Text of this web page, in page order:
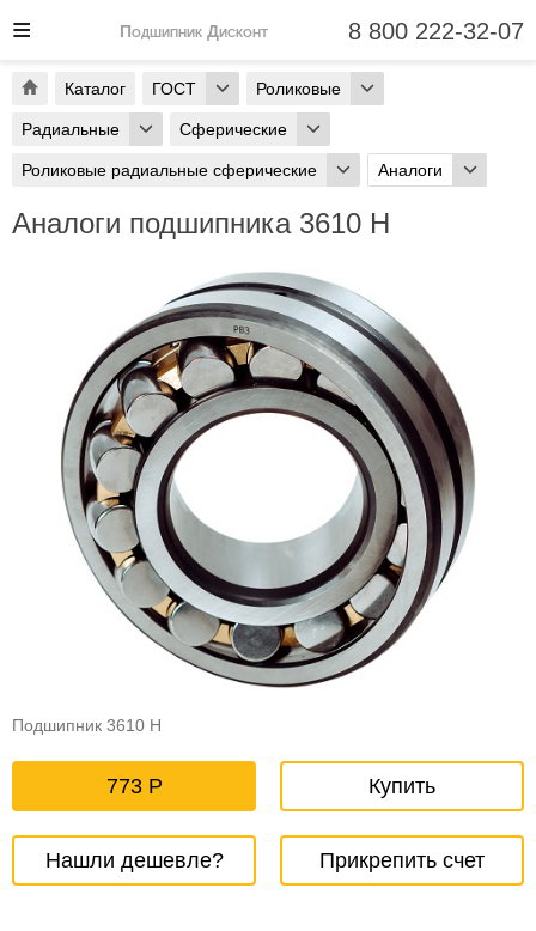
Каталог ГОСТ Роликовые
Радиальные Сферические
Роликовые радиальные сферические Аналоги
Аналоги подшипника 3610 Н
Подшипник 3610 Н
773 Купить
Нашли дешевле? Прикрепить счет
Подшипник Дисконт 8 800 222-32-07